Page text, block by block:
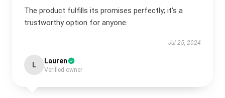
The product fulfills its promises perfectly; it's a
trustworthy option for anyone.
Jul 25, 2024
L Lauren
Verified owner